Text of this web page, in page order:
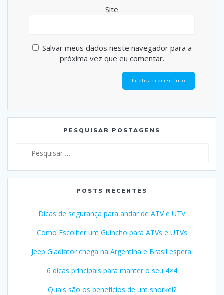
Site
Salvar meus dados neste navegador para a
próxima vez que eu comentar.
PESQUISAR POSTAGENS
POSTS RECENTES
Dicas de segurança para andar de ATV e UTV
Como Escolher um Guincho para ATVs e UTVs
Jeep Gladiator chega na Argentina e Brasil espera.
6 dicas principais para manter o seu 4×4
Quais são os benefícios de um snorkel?